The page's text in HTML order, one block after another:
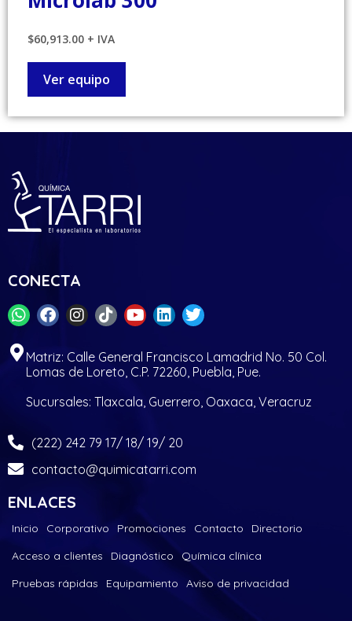
$60,913.00 + IVA
Ver equipo
CONECTA
Matriz: Calle General Francisco Lamadrid No. 50 Col.
Lomas de Loreto, C.P. 72260, Puebla, Pue.
Sucursales: Tlaxcala, Guerrero, Oaxaca, Veracruz
(222) 242 79 17/ 18/ 19/ 20
contacto@quimicatarri.com
ENLACES
Inicio Corporativo Promociones Contacto
Directorio
Acceso a clientes
Diagnóstico
Química clínica
Pruebas rápidas
Equipamiento Aviso de privacidad